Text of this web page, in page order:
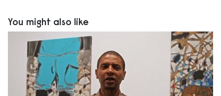
You might also like